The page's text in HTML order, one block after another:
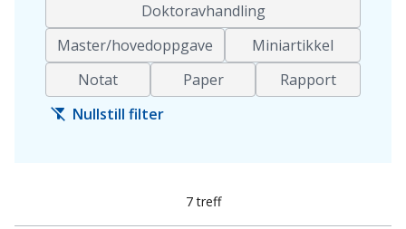
Doktoravhandling
Master/hovedoppgave
Miniartikkel
Notat
Paper Rapport
7 treff